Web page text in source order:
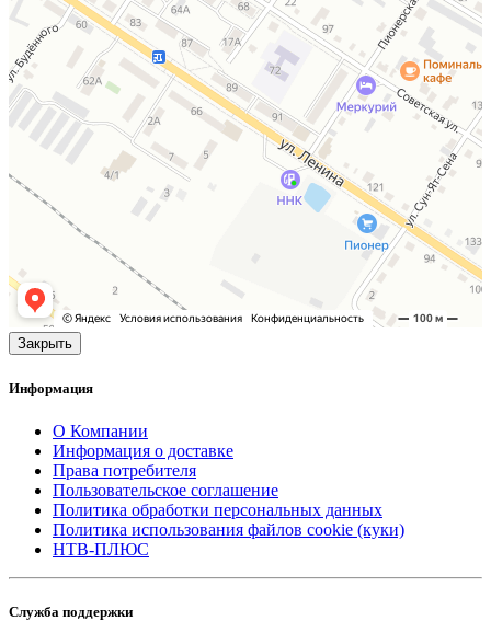
Закрыть
Информация
О Компании
Информация о доставке
Права потребителя
Пользовательское соглашение
Политика обработки персональных данных
Политика использования файлов cookie (куки)
НТВ-ПЛЮС
Служба поддержки